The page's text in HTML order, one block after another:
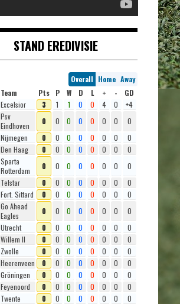
STAND EREDIVISIE
Overall Home Away
Team Pts P W D L + -
GD
Excelsior 3 1 1 0 0 4 0
+4
Psv
Eindhoven
0 0 0 0 0 0 0
0
Nijmegen 0 0 0 0 0 0 0
0
Den Haag 0 0 0 0 0 0 0
0
Sparta
Rotterdam
0 0 0 0 0 0 0
0
Telstar 0 0 0 0 0 0 0
0
Fort. Sittard 0 0 0 0 0 0 0
0
Go Ahead
Eagles
0 0 0 0 0 0 0
0
Utrecht 0 0 0 0 0 0 0
0
Willem II 0 0 0 0 0 0 0
0
Zwolle 0 0 0 0 0 0 0
0
Heerenveen 0 0 0 0 0 0 0
0
Gröningen 0 0 0 0 0 0 0
0
Feyenoord 0 0 0 0 0 0 0
0
Twente 0 0 0 0 0 0 0
0